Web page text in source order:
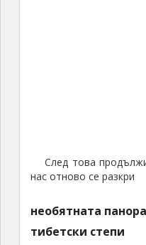
След това
нас отново се разкри
необятната
тибетски степи